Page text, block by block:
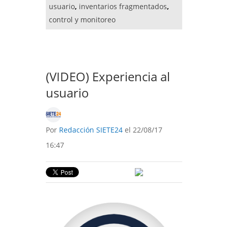
usuario, inventarios fragmentados,
control y monitoreo
(VIDEO) Experiencia al
usuario
Por Redacción SIETE24 el 22/08/17
16:47